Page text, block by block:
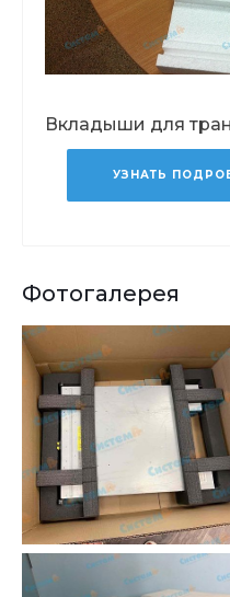
Вкладыши для
УЗНАТЬ
Фотогалерея